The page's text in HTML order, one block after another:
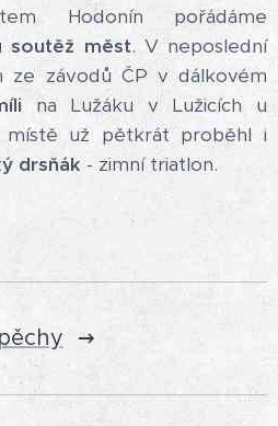
Hodonín pořádáme
soutěž měst. V neposlední
ze závodů ČP v dálkovém
na Lužáku v Lužicích u
místě už pětkrát proběhl i
drsňák - zimní triatlon.